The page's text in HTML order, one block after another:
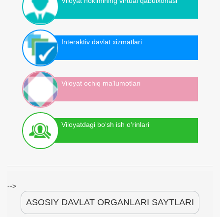
Interaktiv davlat xizmatlari
Viloyat ochiq ma'lumotlari
Viloyatdagi bo‘sh ish o‘rinlari
-->
ASOSIY DAVLAT ORGANLARI SAYTLARI